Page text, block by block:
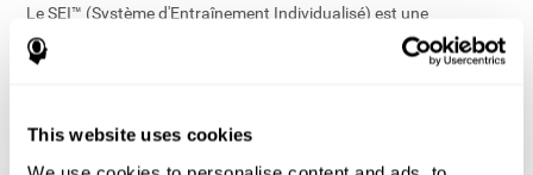
This website uses cookies
Le SEI™ (Système d'Entraînement Individualisé) est une
application brevetée et technologiquement avancée en temps
réel, qui gère le programme d'entraînement de chaque utilisateur.
d'entraînement individualisé proposant un équilibre optimal entre